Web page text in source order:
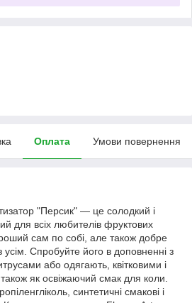
Оплата Умови повернення
"Персик" — це солодкий і
для всіх любителів фруктових
сам по собі, але також добре
усім. Спробуйте його в доповненні з
або одягають, квітковими і
як освіжаючий смак для коли.
синтетичні смакові і